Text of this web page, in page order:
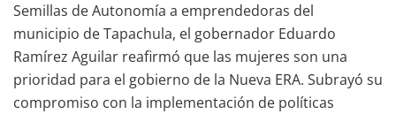
Semillas de Autonomía a emprendedoras del
municipio de Tapachula, el gobernador Eduardo
Ramírez Aguilar reafirmó que las mujeres son una
prioridad para el gobierno de la Nueva ERA. Subrayó su
compromiso con la implementación de políticas